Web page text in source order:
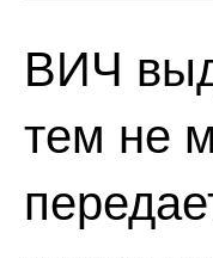
ВИЧ
тем не